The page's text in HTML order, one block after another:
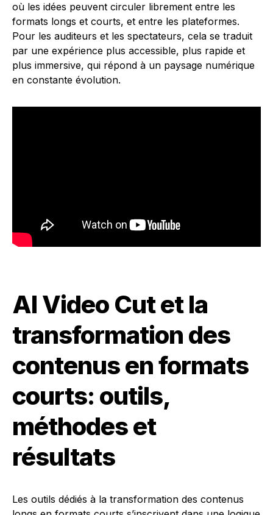
où les idées peuvent circuler librement entre les
formats longs et courts, et entre les plateformes.
Pour les auditeurs et les spectateurs, cela se traduit
par une expérience plus accessible, plus rapide et
plus immersive, qui répond à un paysage numérique
en constante évolution.
AI Video Cut et la
transformation des
contenus en formats
courts: outils,
méthodes et
résultats
Les outils dédiés à la transformation des contenus